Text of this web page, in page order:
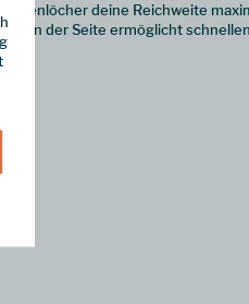
deine Reichweite
an der Seite ermöglicht